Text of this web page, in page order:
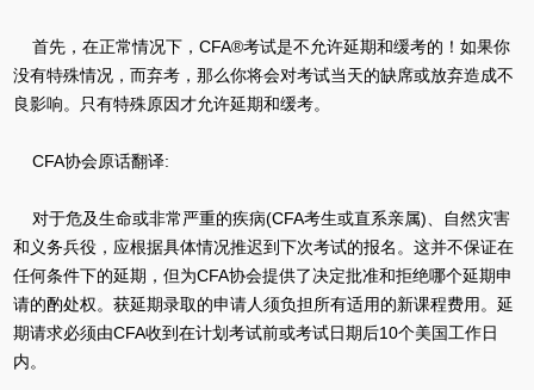
首先，在正常情况下，CFA®考试是不允许延期和缓考的！如果你
没有特殊情况，而弃考，那么你将会对考试当天的缺席或放弃造成不
良影响。只有特殊原因才允许延期和缓考。
CFA协会原话翻译:
对于危及生命或非常严重的疾病(CFA考生或直系亲属)、自然灾害
和义务兵役，应根据具体情况推迟到下次考试的报名。这并不保证在
任何条件下的延期，但为CFA协会提供了决定批准和拒绝哪个延期申
请的酌处权。获延期录取的申请人须负担所有适用的新课程费用。延
期请求必须由CFA收到在计划考试前或考试日期后10个美国工作日
内。